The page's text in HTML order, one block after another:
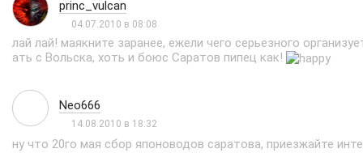
princ_vulcan
04.07.2010 в 08:08
лай лай! маякните заранее, ежели чего серьезного
ать с Вольска, хоть и боюс Саратов пипец как!
Neo666
14.08.2010 в 18:32
ну что 20го мая сбор японоводов саратова, приезжайте